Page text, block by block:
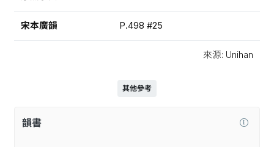
宋本廣韻 P.498 #25
來源: Unihan
其他參考
韻書